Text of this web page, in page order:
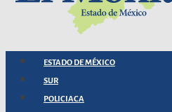
ESTADO DE MÉXICO
SUR
POLICIACA